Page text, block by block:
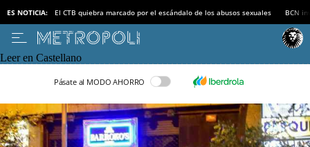
ES NOTICIA: El CTB quiebra marcado por el escándalo de los abusos sexuales BCN
Leer en Castellano
Pásate al MODO AHORRO